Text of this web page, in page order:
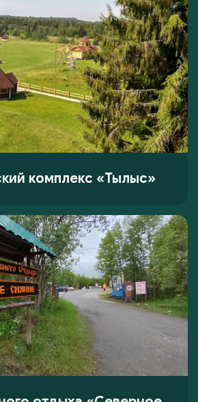
комплекс «Тылыс»